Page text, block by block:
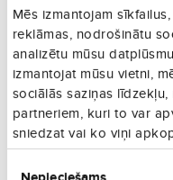
Mēs izmantojam
reklāmas, nodrošinātu
analizētu mūsu
izmantojat mūsu vietni,
sociālās saziņas
partneriem, kuri to var
sniedzat vai ko viņi
pārgājieniem un pilsētu
Ko apskatīt Kosovā?
dinamisko pilsētas dzīvi,
patriarhāta klosteris un
mantojuma objekti, kurus
Kosova piedāvā izpētīt
skatiem un pārgājienu takām.